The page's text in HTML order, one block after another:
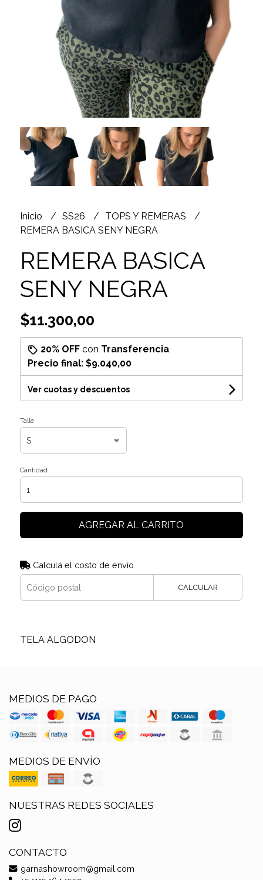
Inicio SS26
TOPS Y REMERAS
REMERA BASICA SENY NEGRA
REMERA BASICA
SENY NEGRA
$11.300,00
20% OFFcon Transferencia
Precio final: $9.040,00
Ver cuotas y descuentos
Talle
Cantidad
AGREGAR AL CARRITO
Calculá el costo de envío
CALCULAR
TELA ALGODON
MEDIOS DE PAGO
MEDIOS DE ENVÍO
NUESTRAS REDES SOCIALES
CONTACTO
garnashowroom@gmail.com